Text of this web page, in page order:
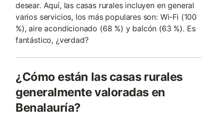
desear. Aquí, las casas rurales incluyen en general
varios servicios, los más populares son: Wi-Fi (100
%), aire acondicionado (68 %) y balcón (63 %). Es
fantástico, ¿verdad?
¿Cómo están las casas rurales
generalmente valoradas en
Benalauría?